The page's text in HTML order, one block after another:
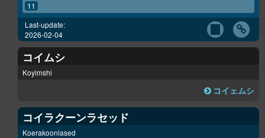
11
Last-update:
2026-02-04
コイムシ
Koyimshi
コイェムシ
コイラクーンラセッド
Koerakoonlased